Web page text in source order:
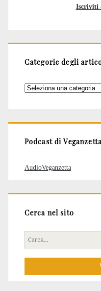
Iscriviti
Categorie degli
Categorie
Podcast di
AudioVeganzetta
Cerca nel sito
Cerca
per: